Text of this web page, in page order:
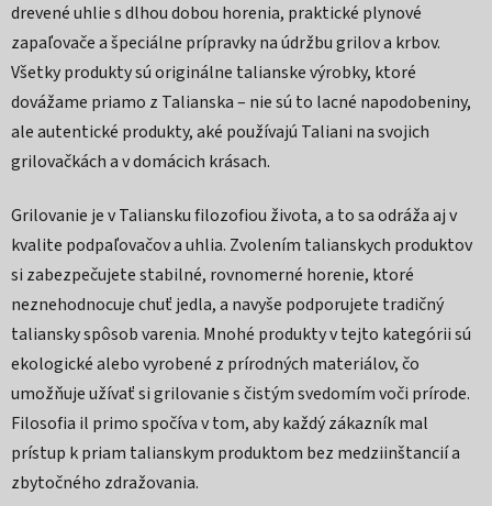
drevené uhlie s dlhou dobou horenia, praktické plynové
zapaľovače a špeciálne prípravky na údržbu grilov a krbov.
Všetky produkty sú originálne talianske výrobky, ktoré
dovážame priamo z Talianska – nie sú to lacné napodobeniny,
ale autentické produkty, aké používajú Taliani na svojich
grilovačkách a v domácich krásach.
Grilovanie je v Taliansku filozofiou života, a to sa odráža aj v
kvalite podpaľovačov a uhlia. Zvolením talianskych produktov
si zabezpečujete stabilné, rovnomerné horenie, ktoré
neznehodnocuje chuť jedla, a navyše podporujete tradičný
taliansky spôsob varenia. Mnohé produkty v tejto kategórii sú
ekologické alebo vyrobené z prírodných materiálov, čo
umožňuje užívať si grilovanie s čistým svedomím voči prírode.
Filosofia il primo spočíva v tom, aby každý zákazník mal
prístup k priam talianskym produktom bez medziinštancií a
zbytočného zdražovania.